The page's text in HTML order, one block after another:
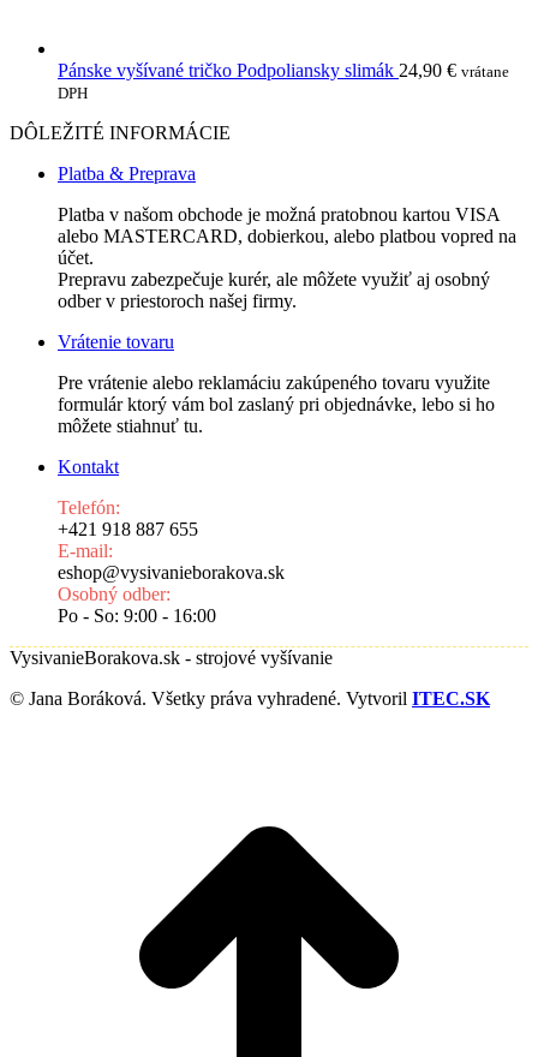
Pánske vyšívané tričko Podpoliansky slimák 24,90 € vrátane
DPH
DÔLEŽITÉ INFORMÁCIE
Platba & Preprava
Platba v našom obchode je možná pratobnou kartou VISA
alebo MASTERCARD, dobierkou, alebo platbou vopred na
účet.
Prepravu zabezpečuje kurér, ale môžete využiť aj osobný
odber v priestoroch našej firmy.
Vrátenie tovaru
Pre vrátenie alebo reklamáciu zakúpeného tovaru využite
formulár ktorý vám bol zaslaný pri objednávke, lebo si ho
môžete stiahnuť tu.
Kontakt
Telefón:
+421 918 887 655
E-mail:
eshop@vysivanieborakova.sk
Osobný odber:
Po - So: 9:00 - 16:00
VysivanieBorakova.sk - strojové vyšívanie
© Jana Boráková. Všetky práva vyhradené. Vytvoril ITEC.SK